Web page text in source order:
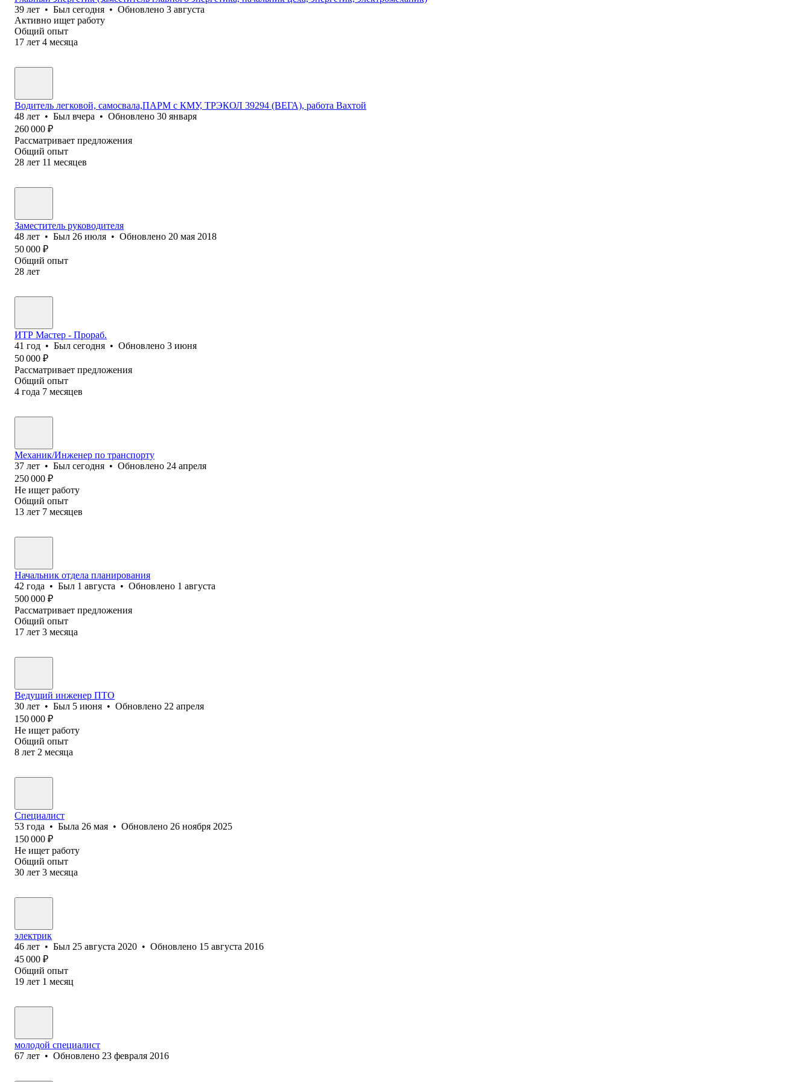
39 лет • Был сегодня • Обновлено 3 августа
Активно ищет работу
Общий опыт
17 лет 4 месяца
Водитель легковой, самосвала,ПАРМ с КМУ, ТРЭКОЛ 39294 (ВЕГА), работа Вахтой
48 лет • Был вчера • Обновлено 30 января
260 000 ₽
Рассматривает предложения
Общий опыт
28 лет 11 месяцев
Заместитель руководителя
48 лет • Был 26 июля • Обновлено 20 мая 2018
50 000 ₽
Общий опыт
28 лет
ИТР Мастер - Прораб.
41 год • Был сегодня • Обновлено 3 июня
50 000 ₽
Рассматривает предложения
Общий опыт
4 года 7 месяцев
Механик/Инженер по транспорту
37 лет • Был сегодня • Обновлено 24 апреля
250 000 ₽
Не ищет работу
Общий опыт
13 лет 7 месяцев
Начальник отдела планирования
42 года • Был 1 августа • Обновлено 1 августа
500 000 ₽
Рассматривает предложения
Общий опыт
17 лет 3 месяца
Ведущий инженер ПТО
30 лет • Был 5 июня • Обновлено 22 апреля
150 000 ₽
Не ищет работу
Общий опыт
8 лет 2 месяца
Специалист
53 года • Была 26 мая • Обновлено 26 ноября 2025
150 000 ₽
Не ищет работу
Общий опыт
30 лет 3 месяца
электрик
46 лет • Был 25 августа 2020 • Обновлено 15 августа 2016
45 000 ₽
Общий опыт
19 лет 1 месяц
молодой специалист
67 лет • Обновлено 23 февраля 2016